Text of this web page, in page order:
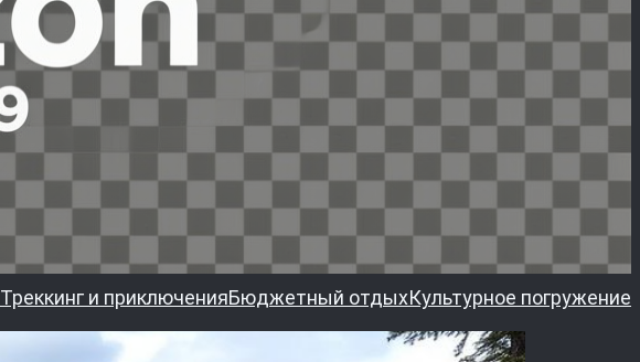
Треккинг и приключенияБюджетный отдыхКультурное погружение